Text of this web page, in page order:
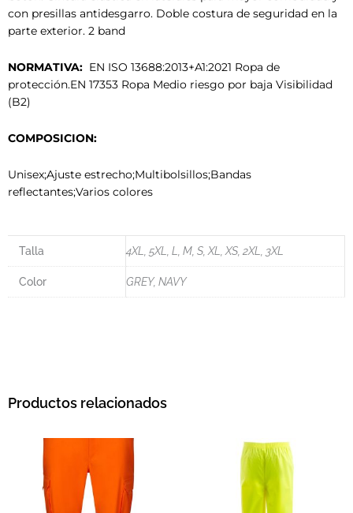
con presillas antidesgarro. Doble costura de seguridad en la
parte exterior. 2 band
NORMATIVA: EN ISO 13688:2013+A1:2021 Ropa de
protección.EN 17353 Ropa Medio riesgo por baja Visibilidad
(B2)
COMPOSICION:
Unisex;Ajuste estrecho;Multibolsillos;Bandas
reflectantes;Varios colores
Talla 4XL, 5XL, L, M, S, XL, XS, 2XL, 3XL
Color GREY, NAVY
Productos relacionados
Rango de precios: desde 24,69 € hasta 28,39 €
Este producto tiene múltiples variantes.